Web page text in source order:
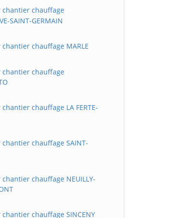
chantier chauffage
SAINT-GERMAIN
chauffage MARLE
chantier chauffage
chauffage LA FERTE-
chantier chauffage SAINT-
chauffage NEUILLY-
chauffage SINCENY